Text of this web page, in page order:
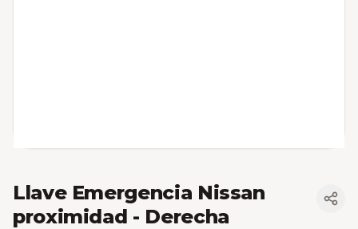
Llave Emergencia Nissan
proximidad - Derecha